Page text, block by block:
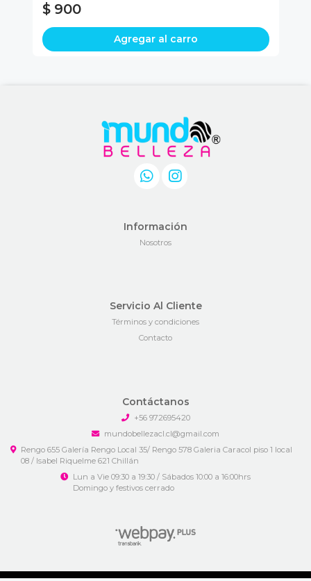
$ 900
Agregar al carro
Información
Nosotros
Servicio Al Cliente
Términos y condiciones
Contacto
Contáctanos
+56 972695420
mundobellezacl.cl@gmail.com
Rengo 655 Galería Rengo Local 35/ Rengo 578 Galeria Caracol piso 1 local
08 / Isabel Riquelme 621 Chillán
Lun a Vie 09:30 a 19:30 / Sábados 10:00 a 16:00hrs
Domingo y festivos cerrado